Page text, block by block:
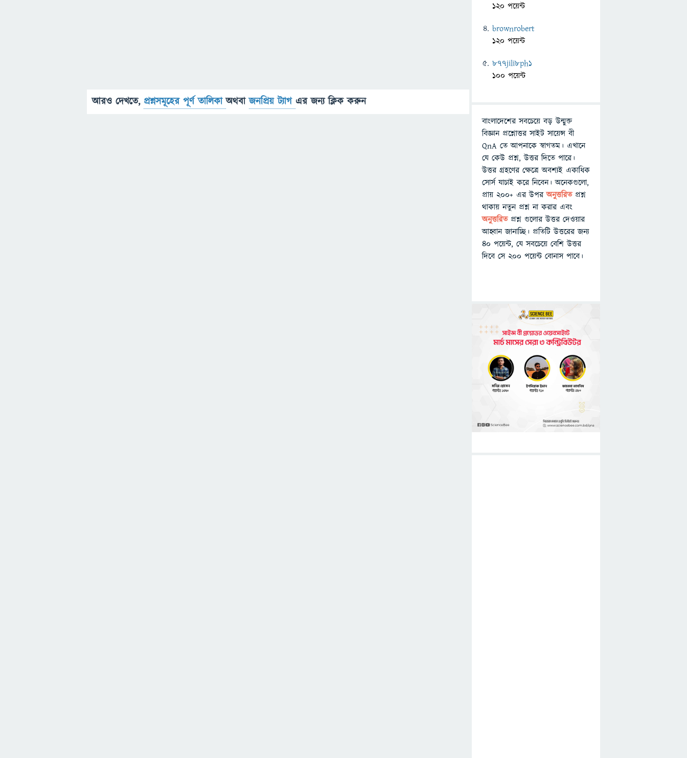
আরও দেখতে, প্রশ্নসমূহের পূর্ণ তালিকাঅথবাজনপ্রিয় ট্যাগ এর জন্য ক্লিক করুন
120 পয়েন্ট
brownrobert
120 পয়েন্ট
877jili8ph1
100 পয়েন্ট
বাংলাদেশের সবচেয়ে বড় উন্মুক্ত
বিজ্ঞান প্রশ্নোত্তর সাইট সায়েন্স বী
QnA তে আপনাকে স্বাগতম। এখানে
যে কেউ প্রশ্ন, উত্তর দিতে পারে।
উত্তর গ্রহণের ক্ষেত্রে অবশ্যই একাধিক
সোর্স যাচাই করে নিবেন। অনেকগুলো,
প্রায় ২০০+ এর উপরঅনুত্তরিতপ্রশ্ন
থাকায় নতুন প্রশ্ন না করার এবং
অনুত্তরিত প্রশ্ন গুলোর উত্তর দেওয়ার
আহ্বান জানাচ্ছি। প্রতিটি উত্তরের জন্য
৪০ পয়েন্ট, যে সবচেয়ে বেশি উত্তর
দিবে সে ২০০ পয়েন্ট বোনাস পাবে।